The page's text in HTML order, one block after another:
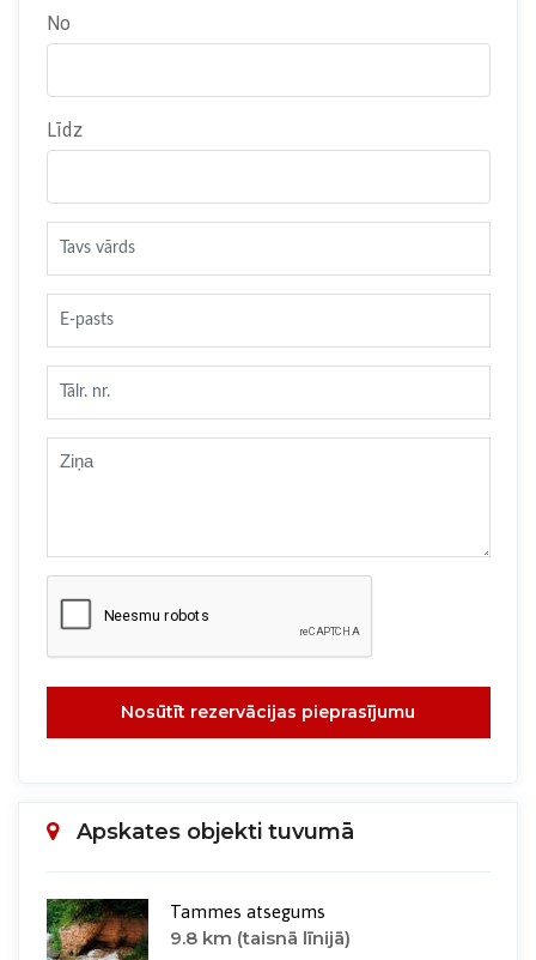
No
Līdz
Nosūtīt rezervācijas pieprasījumu
Apskates objekti tuvumā
Tammes atsegums
9.8 km (taisnā līnijā)